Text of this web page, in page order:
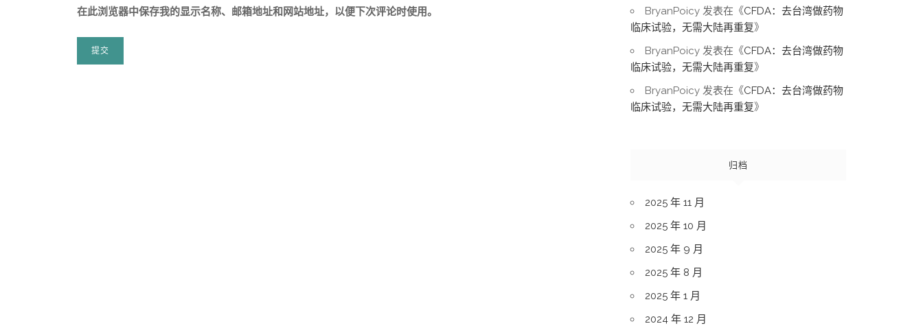
在此浏览器中保存我的显示名称、邮箱地址和网站地址，以便下次评论时使用。
BryanPoicy 发表在《CFDA：去台湾做药物
临床试验，无需大陆再重复》
BryanPoicy 发表在《CFDA：去台湾做药物
临床试验，无需大陆再重复》
BryanPoicy 发表在《CFDA：去台湾做药物
临床试验，无需大陆再重复》
归档
2025 年 11 月
2025 年 10 月
2025 年 9 月
2025 年 8 月
2025 年 1 月
2024 年 12 月